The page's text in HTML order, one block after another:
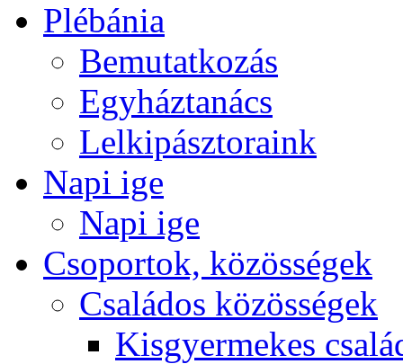
Plébánia
Bemutatkozás
Egyháztanács
Lelkipásztoraink
Napi ige
Napi ige
Csoportok, közösségek
Családos közösségek
Kisgyermekes